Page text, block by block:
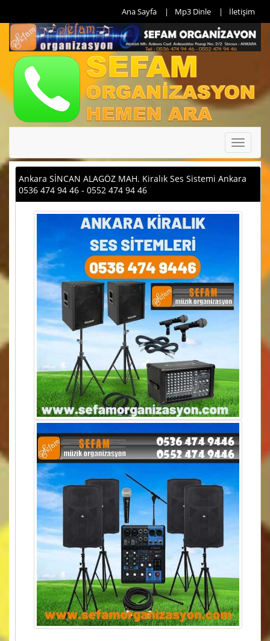
Ana Sayfa Mp3 Dinle İletişim
Toggle
Ankara SİNCAN ALAGÖZ MAH. Kiralık Ses Sistemi Ankara
0536 474 94 46 - 0552 474 94 46